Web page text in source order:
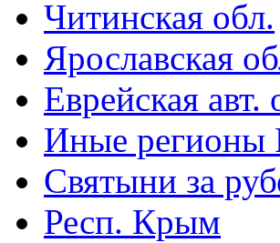
Читинская обл.
Ярославская
Еврейская авт.
Иные регионы
Святыни за
Респ. Крым